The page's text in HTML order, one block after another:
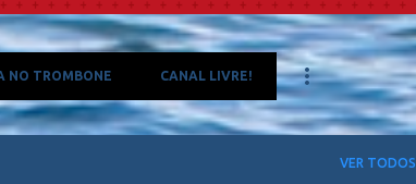
NO TROMBONE CANAL LIVRE!
VER TODOS